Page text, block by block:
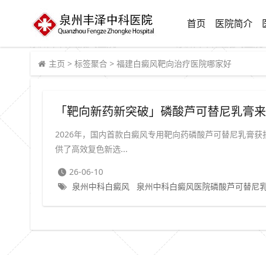
首页 医院简介
主页 > 标签聚合 > 福建白癜风靶向治疗医院哪家好
2026年，国内首款白癜风专用靶向药磷酸芦可替尼乳膏
供了高效复色新选...
26-06-10
泉州中科白癜风
泉州中科白癜风医院磷酸芦可替尼